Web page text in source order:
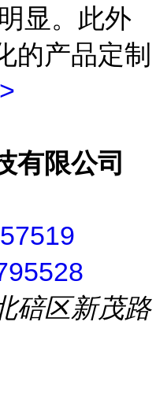
显。此外
的产品定制
有限公司
碚区新茂路